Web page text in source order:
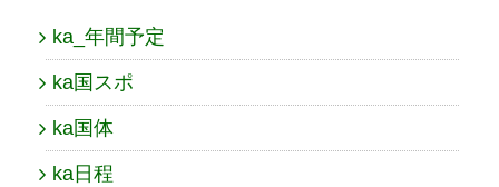
ka_年間予定
ka国スポ
ka国体
ka日程